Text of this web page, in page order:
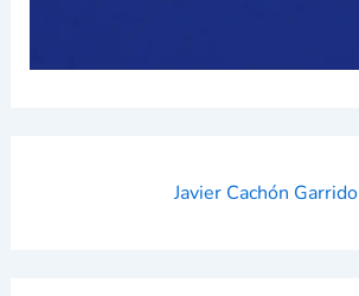
Javier Cachón Garrido